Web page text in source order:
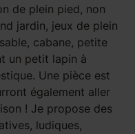
de plein pied, non
jardin, jeux de plein
cabane, petite
un petit lapin à
Une pièce est
également aller
! Je propose des
ludiques,